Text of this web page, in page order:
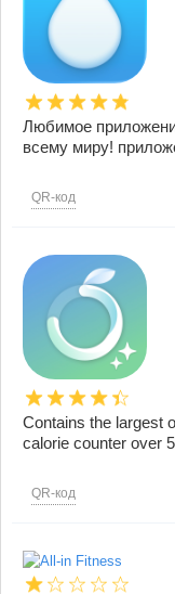
Любимое
всему миру!
QR-код
Contains the largest
calorie counter over
QR-код